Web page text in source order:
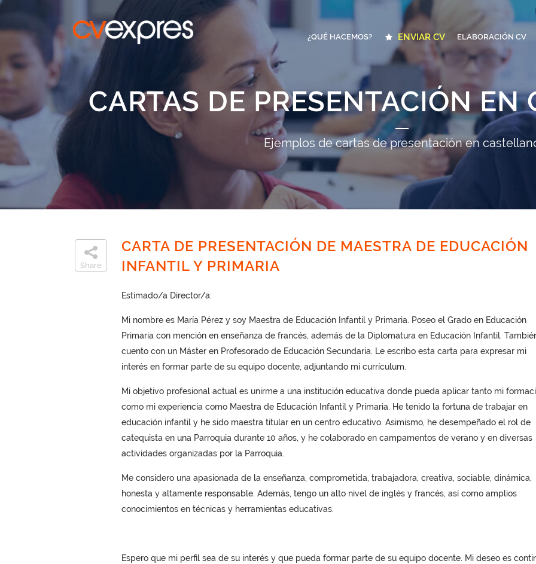
¿QUÉ HACEMOS? ENVIAR CV ELABORACIÓN CV
CARTAS DE PRESENTACIÓN EN
Ejemplos de cartas de presentación en
Share
CARTA DE PRESENTACIÓN DE MAESTRA DE EDUCACIÓN
INFANTIL Y PRIMARIA
Estimado/a Director/a:
Mi nombre es María Pérez y soy Maestra de Educación Infantil y Primaria. Poseo el Grado en Educación
Primaria con mención en enseñanza de francés, además de la Diplomatura en Educación Infantil.
cuento con un Máster en Profesorado de Educación Secundaria. Le escribo esta carta para expresar mi
interés en formar parte de su equipo docente, adjuntando mi currículum.
Mi objetivo profesional actual es unirme a una institución educativa donde pueda aplicar tanto mi
como mi experiencia como Maestra de Educación Infantil y Primaria. He tenido la fortuna de trabajar en
educación infantil y he sido maestra titular en un centro educativo. Asimismo, he desempeñado el rol de
catequista en una Parroquia durante 10 años, y he colaborado en campamentos de verano y en diversas
actividades organizadas por la Parroquia.
Me considero una apasionada de la enseñanza, comprometida, trabajadora, creativa, sociable, dinámica,
honesta y altamente responsable. Además, tengo un alto nivel de inglés y francés, así como amplios
conocimientos en técnicas y herramientas educativas.
Espero que mi perfil sea de su interés y que pueda formar parte de su equipo docente. Mi deseo es